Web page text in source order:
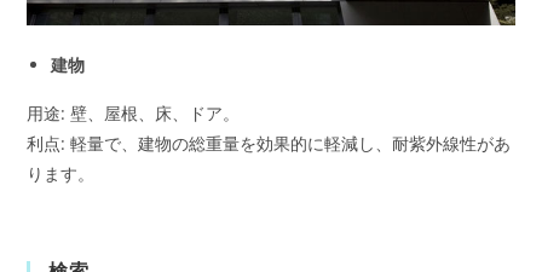
建物
用途: 壁、屋根、床、ドア。
利点: 軽量で、建物の総重量を効果的に軽減し、耐紫外線性があ
ります。